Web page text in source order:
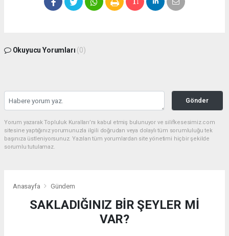
Okuyucu Yorumları (0)
Gönder
Yorum yazarak Topluluk Kuralları’nı kabul etmiş bulunuyor ve silifkesesimiz.com
sitesine yaptığınız yorumunuzla ilgili doğrudan veya dolaylı tüm sorumluluğu tek
başınıza üstleniyorsunuz. Yazılan tüm yorumlardan site yönetimi hiçbir şekilde
sorumlu tutulamaz.
Anasayfa Gündem
SAKLADIĞINIZ BİR ŞEYLER Mİ
VAR?